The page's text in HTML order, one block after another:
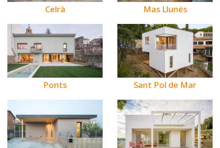
Celrà Mas Llunés
Ponts Sant Pol de Mar